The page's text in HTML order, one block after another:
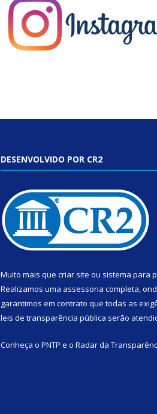
DESENVOLVIDO POR CR2
Muito mais que criar site ou sistema para
Realizamos uma assessoria completa,
garantimos em contrato que todas as
leis de transparência pública serão
Conheça o PNTP e o Radar da